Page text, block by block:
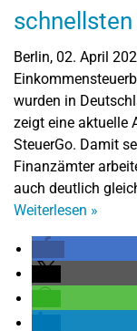
Berlin, 02. April
wurden in
zeigt eine aktuelle
SteuerGo. Damit
Finanzämter
auch deutlich
Weiterlesen »